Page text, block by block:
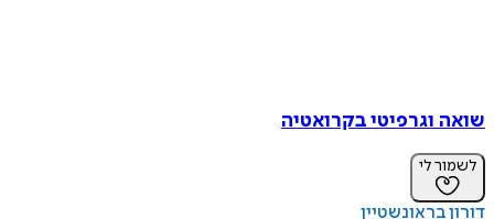
וגרפיטי בקרואטיה
לי
בראונשטיין